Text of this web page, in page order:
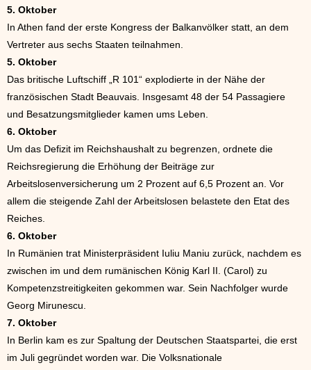
5. Oktober
In Athen fand der erste Kongress der Balkanvölker statt, an dem
Vertreter aus sechs Staaten teilnahmen.
5. Oktober
Das britische Luftschiff „R 101“ explodierte in der Nähe der
französischen Stadt Beauvais. Insgesamt 48 der 54 Passagiere
und Besatzungsmitglieder kamen ums Leben.
6. Oktober
Um das Defizit im Reichshaushalt zu begrenzen, ordnete die
Reichsregierung die Erhöhung der Beiträge zur
Arbeitslosenversicherung um 2 Prozent auf 6,5 Prozent an. Vor
allem die steigende Zahl der Arbeitslosen belastete den Etat des
Reiches.
6. Oktober
In Rumänien trat Ministerpräsident Iuliu Maniu zurück, nachdem es
zwischen im und dem rumänischen König Karl II. (Carol) zu
Kompetenzstreitigkeiten gekommen war. Sein Nachfolger wurde
Georg Mirunescu.
7. Oktober
In Berlin kam es zur Spaltung der Deutschen Staatspartei, die erst
im Juli gegründet worden war. Die Volksnationale